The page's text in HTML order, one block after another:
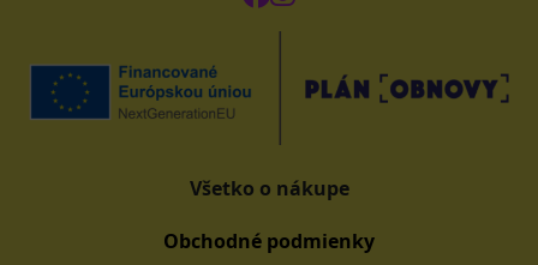
Všetko o nákupe
Obchodné podmienky